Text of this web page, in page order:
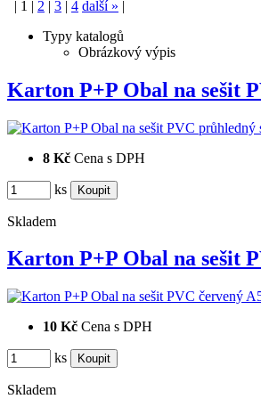
| 1 | 2 | 3 | 4 další» |
Typy katalogů
Obrázkový výpis
Karton P+P Obal na sešit
8 Kč Cena s DPH
ks
Skladem
Karton P+P Obal na sešit
10 Kč Cena s DPH
ks
Skladem